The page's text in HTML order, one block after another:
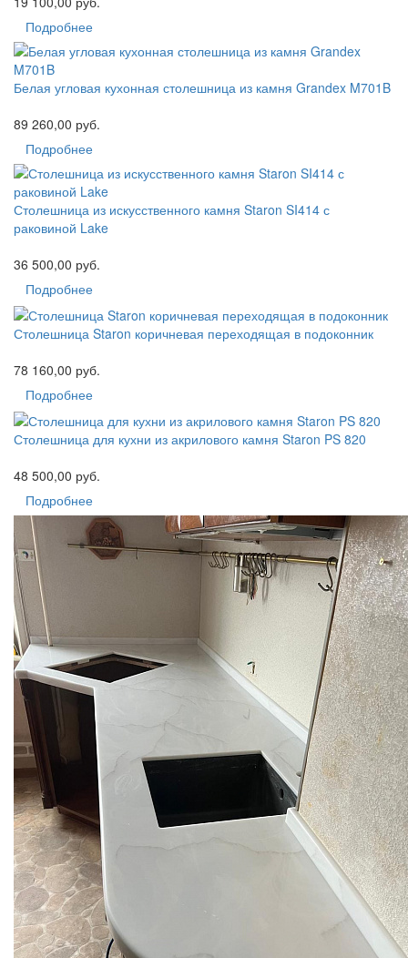
Подробнее
Белая угловая кухонная столешница из камня Grandex M701B
89 260,00 руб.
Подробнее
Столешница из искусственного камня Staron SI414 с
раковиной Lake
36 500,00 руб.
Подробнее
Столешница Staron коричневая переходящая в подоконник
78 160,00 руб.
Подробнее
Столешница для кухни из акрилового камня Staron PS 820
48 500,00 руб.
Подробнее